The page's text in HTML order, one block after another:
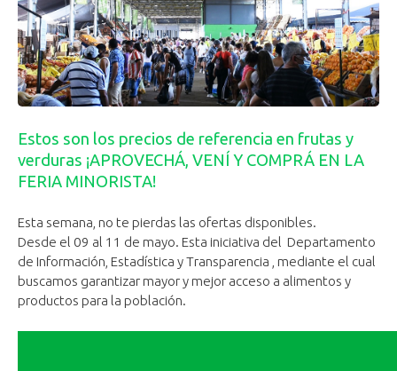
Estos son los precios de referencia en frutas y
verduras ¡APROVECHÁ, VENÍ Y COMPRÁ EN LA
FERIA MINORISTA!
Esta semana, no te pierdas las ofertas disponibles.
Desde el 09 al 11 de mayo. Esta iniciativa del Departamento
de Información, Estadística y Transparencia , mediante el cual
buscamos garantizar mayor y mejor acceso a alimentos y
productos para la población.